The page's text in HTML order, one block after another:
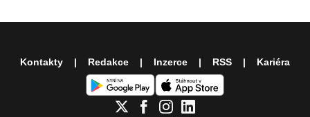
Kontakty Redakce Inzerce RSS Kariéra